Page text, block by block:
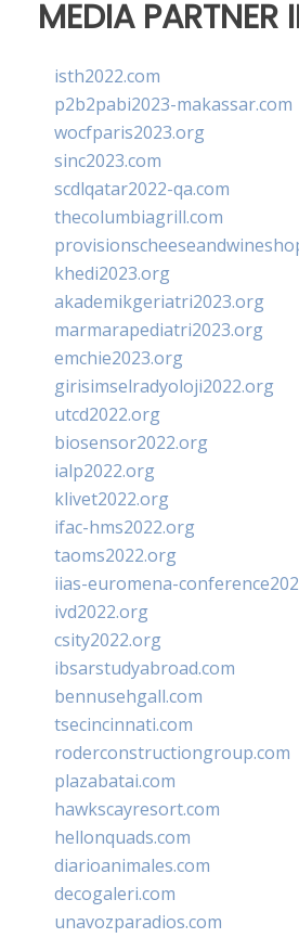
MEDIA PARTNER
isth2022.com
p2b2pabi2023-makassar.com
wocfparis2023.org
sinc2023.com
scdlqatar2022-qa.com
thecolumbiagrill.com
khedi2023.org
akademikgeriatri2023.org
marmarapediatri2023.org
emchie2023.org
girisimselradyoloji2022.org
utcd2022.org
biosensor2022.org
ialp2022.org
klivet2022.org
ifac-hms2022.org
taoms2022.org
iias-euromena-
ivd2022.org
csity2022.org
ibsarstudyabroad.com
bennusehgall.com
tsecincinnati.com
roderconstructiongroup.com
plazabatai.com
hawkscayresort.com
hellonquads.com
diarioanimales.com
decogaleri.com
unavozparadios.com